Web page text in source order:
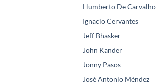
Humberto De Carvalho
Ignacio Cervantes
Jeff Bhasker
John Kander
Jonny Pasos
José Antonio Méndez